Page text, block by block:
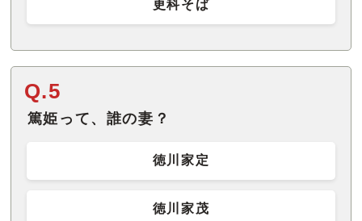
更科そば
Q.5
篤姫って、誰の妻？
徳川家定
徳川家茂